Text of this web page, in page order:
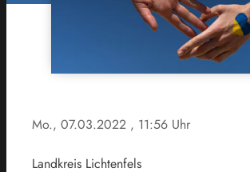
Mo., 07.03.2022 , 11:56 Uhr
Landkreis Lichtenfels